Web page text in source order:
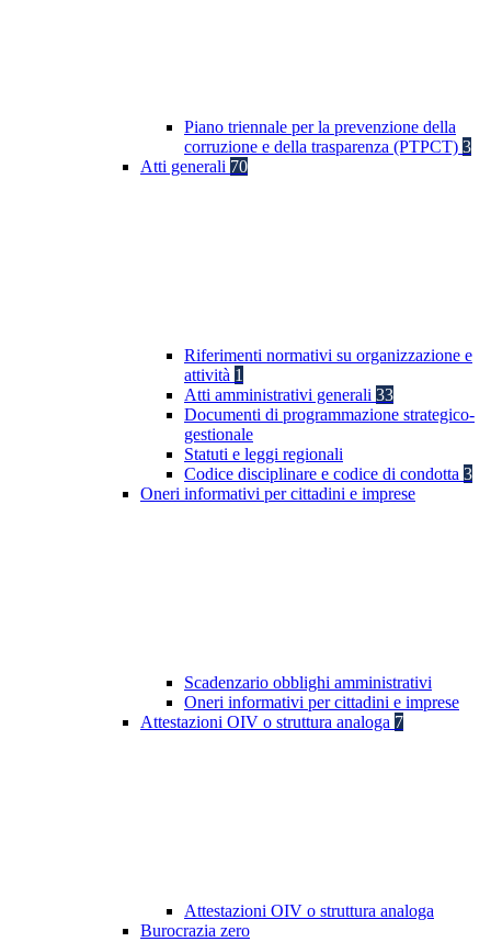
Piano triennale per la prevenzione della
corruzione e della trasparenza (PTPCT) 3
Atti generali 70
Riferimenti normativi su organizzazione e
attività 1
Atti amministrativi generali 33
Documenti di programmazione strategico-
gestionale
Statuti e leggi regionali
Codice disciplinare e codice di condotta 3
Oneri informativi per cittadini e imprese
Scadenzario obblighi amministrativi
Oneri informativi per cittadini e imprese
Attestazioni OIV o struttura analoga 7
Attestazioni OIV o struttura analoga
Burocrazia zero